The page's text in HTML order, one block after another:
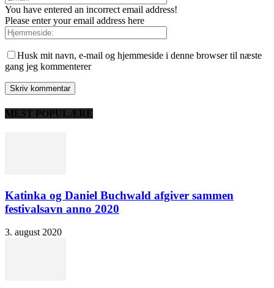
You have entered an incorrect email address!
Please enter your email address here
Husk mit navn, e-mail og hjemmeside i denne browser til næste
gang jeg kommenterer
MEST POPULÆRE
Katinka og Daniel Buchwald afgiver sammen
festivalsavn anno 2020
3. august 2020